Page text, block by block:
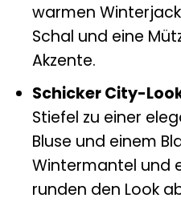
warmen
Schal und eine
Akzente.
Schicker City-
Stiefel zu einer
Bluse und einem
Wintermantel und
runden den Look